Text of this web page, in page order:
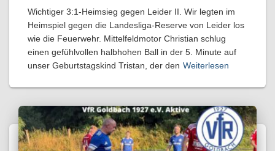
Wichtiger 3:1-Heimsieg gegen Leider II. Wir legten im
Heimspiel gegen die Landesliga-Reserve von Leider los
wie die Feuerwehr. Mittelfeldmotor Christian schlug
einen gefühlvollen halbhohen Ball in der 5. Minute auf
unser Geburtstagskind Tristan, der den Weiterlesen